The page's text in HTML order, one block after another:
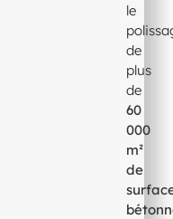
le
de
plus
de
60
000
m²
de